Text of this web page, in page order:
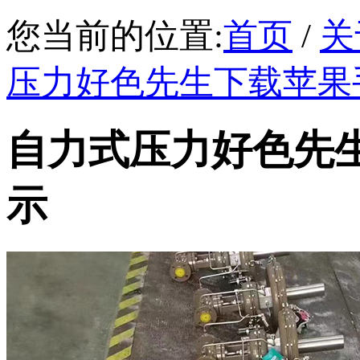
您当前的位置:首页 /
压力好色先生下载苹
自力式压力好色先
示